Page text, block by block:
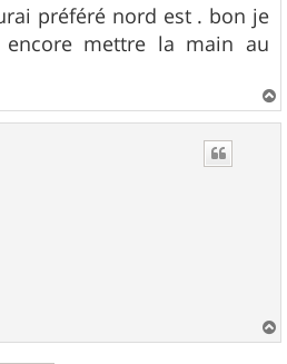
préféré nord est . bon je
mettre la main au
a
a